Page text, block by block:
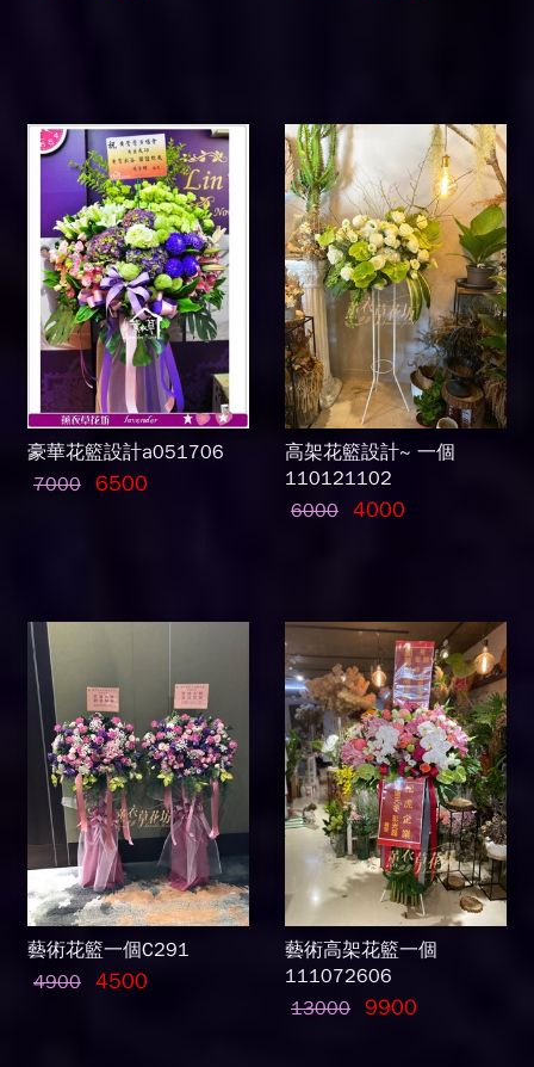
豪華花籃設計a051706
7000 6500
高架花籃設計~ 一個
110121102
6000 4000
藝術花籃一個C291
4900 4500
藝術高架花籃一個
111072606
13000 9900